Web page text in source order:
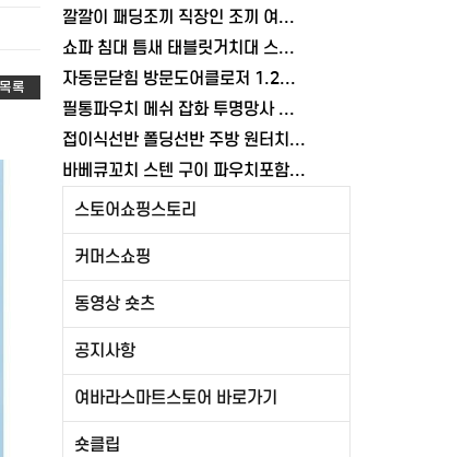
목록
깔깔이 패딩조끼 직장인 조끼 여바라 보온 남녀공용 얇은 패딩 정장 경량
쇼파 침대 틈새 태블릿거치대 스탠드 핸드폰거치대 360도 회전 각도조절
자동문닫힘 방문도어클로저 1.2mm 무타공 와이어 미닫이 슬라이딩 열림방지 중문
필통파우치 메쉬 잡화 투명망사 심플 화장품 여바라
접이식선반 폴딩선반 주방 원터치 여바라 4단, 이동식 베란다 팬트리 72x34x126.5cm, 수납 블랙
바베큐꼬치 스텐 구이 파우치포함 양꼬치 쇠꼬챙이 보관 캠핑 세트 10개
스토어쇼핑스토리
커머스쇼핑
동영상 숏츠
공지사항
여바라스마트스토어 바로가기
숏클립